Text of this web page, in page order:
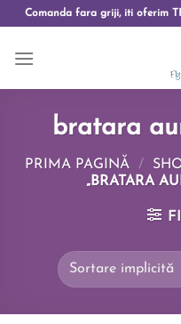
Comanda fara griji, iti oferim
bratara
PRIMA PAGINĂ /
„BRATARA